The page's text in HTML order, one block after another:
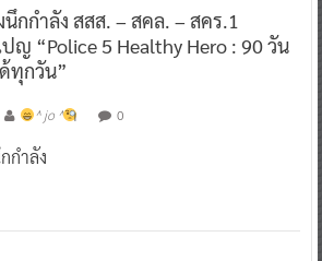
กกำลัง สสส. – สคล. – สคร.1
ญ “Police 5 Healthy Hero : 90 วัน
ทุกวัน”
^ jo ^ 0
กำลัง